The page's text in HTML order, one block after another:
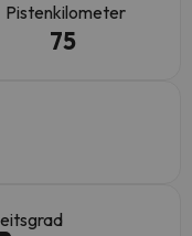
Pistenkilometer
75